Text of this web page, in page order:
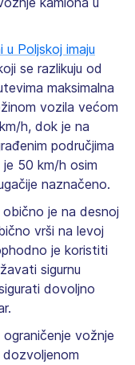
u Poljskoj imaju
se razlikuju od
maksimalna
vozila većom
h, dok je na
područjima
50 km/h osim
naznačeno.
je na desnoj
vrši na levoj
je koristiti
sigurnu
dovoljno
vožnje
dozvoljenom